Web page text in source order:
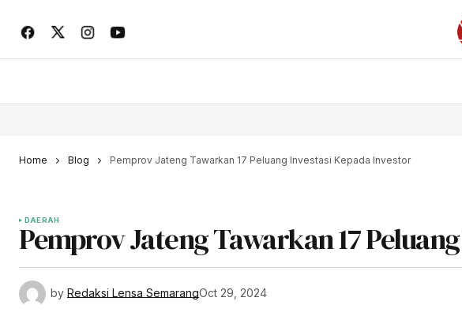
Home Blog Pemprov Jateng Tawarkan 17 Peluang Investasi Kepada Investor
DAERAH
Pemprov Jateng Tawarkan 17
by Redaksi Lensa SemarangOct 29, 2024